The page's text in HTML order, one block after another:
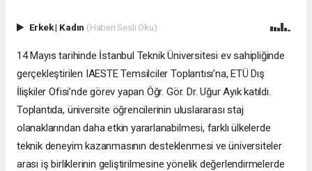
Erkek| Kadın (Haberi Sesli Oku)
14 Mayıs tarihinde İstanbul Teknik Üniversitesi ev sahipliğinde
gerçekleştirilen IAESTE Temsilciler Toplantısı’na, ETÜ Dış
İlişkiler Ofisi’nde görev yapan Öğr. Gör. Dr. Uğur Ayık katıldı.
Toplantıda, üniversite öğrencilerinin uluslararası staj
olanaklarından daha etkin yararlanabilmesi, farklı ülkelerde
teknik deneyim kazanmasının desteklenmesi ve üniversiteler
arası iş birliklerinin geliştirilmesine yönelik değerlendirmelerde